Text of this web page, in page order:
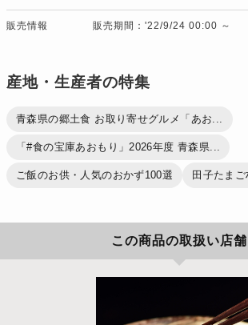
販売情報 販売期間：'22/9/24 00:00 ～
産地・生産者の特集
青森県の郷土食 お取り寄せグルメ「あお...
「#食の宝庫あおもり」2026年度 青森県...
ご飯のお供・人気のおかず100選 田子たま
この商品の取扱い店舗